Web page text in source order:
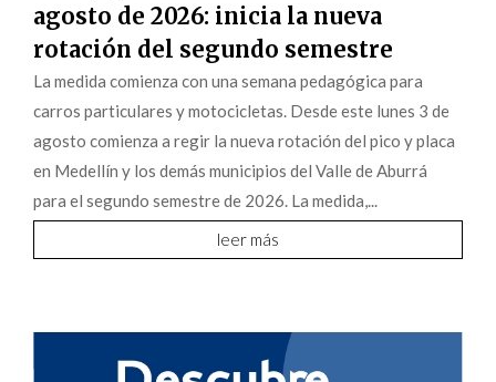
agosto de 2026: inicia la nueva
rotación del segundo semestre
La medida comienza con una semana pedagógica para
carros particulares y motocicletas. Desde este lunes 3 de
agosto comienza a regir la nueva rotación del pico y placa
en Medellín y los demás municipios del Valle de Aburrá
para el segundo semestre de 2026. La medida,...
leer más